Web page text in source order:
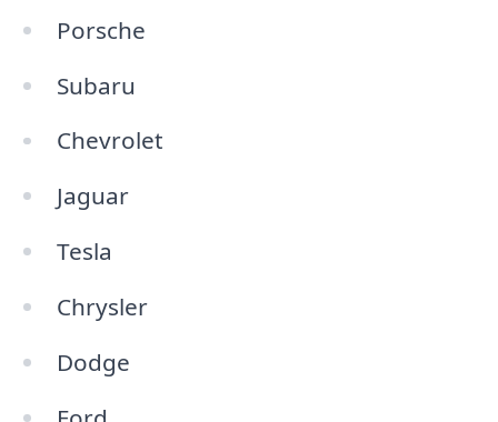
Porsche
Subaru
Chevrolet
Jaguar
Tesla
Chrysler
Dodge